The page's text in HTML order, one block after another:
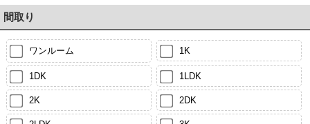
間取り
ワンルーム 1K
1DK 1LDK
2K 2DK